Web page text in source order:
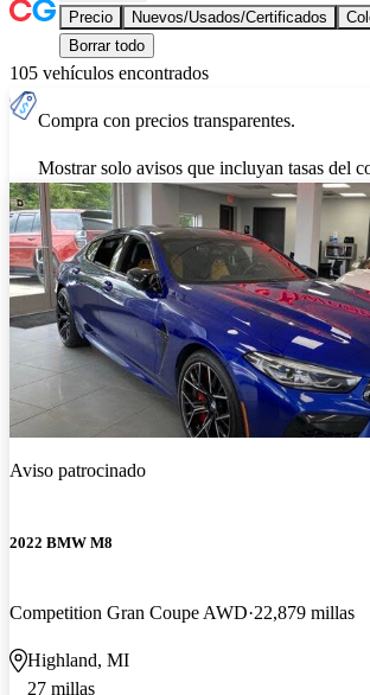
Precio Nuevos/Usados/Certificados
Borrar todo
105 vehículos encontrados
Compra con precios transparentes.
Mostrar solo avisos que incluyan tasas del
Aviso patrocinado
2022 BMW M8
Competition Gran Coupe AWD 22,879 millas
Highland, MI
27 millas